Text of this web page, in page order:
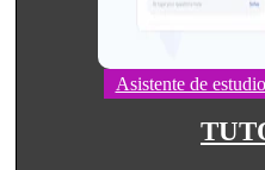
Asistente de estudio